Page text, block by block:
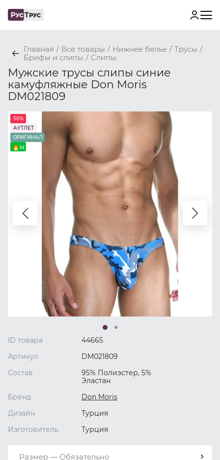
Главная / Все товары / Нижнее белье / Трусы /
Брифы и слипы / Слипы
Мужские трусы слипы синие
камуфляжные Don Moris
DM021809
50%
АУТЛЕТ
ОРИГИНАЛ
M
ID товара
44665
Артикул
DM021809
Состав
95% Полиэстер, 5%
Эластан
Бренд
Don Moris
Дизайн
Турция
Изготовитель
Турция
Размер — Обязательно